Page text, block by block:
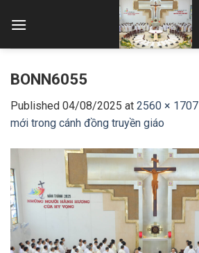
BONN6055
Published 04/08/2025 at 2560 × 1707
mới trong cánh đồng truyền giáo